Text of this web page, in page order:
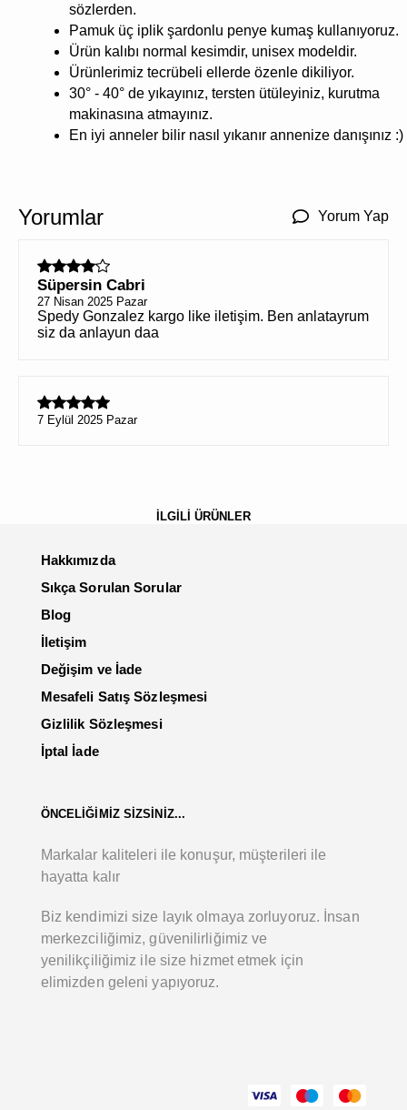
sözlerden.
Pamuk üç iplik şardonlu penye kumaş kullanıyoruz.
Ürün kalıbı normal kesimdir, unisex modeldir.
Ürünlerimiz tecrübeli ellerde özenle dikiliyor.
30° - 40° de yıkayınız, tersten ütüleyiniz, kurutma
makinasına atmayınız.
En iyi anneler bilir nasıl yıkanır annenize danışınız :)
Yorumlar Yorum Yap
Süpersin Cabri
27 Nisan 2025 Pazar
Spedy Gonzalez kargo like iletişim. Ben anlatayrum
siz da anlayun daa
7 Eylül 2025 Pazar
İLGİLİ ÜRÜNLER
Hakkımızda
Sıkça Sorulan Sorular
Blog
İletişim
Değişim ve İade
Mesafeli Satış Sözleşmesi
Gizlilik Sözleşmesi
İptal İade
ÖNCELİĞİMİZ SİZSİNİZ...
Markalar kaliteleri ile konuşur, müşterileri ile
hayatta kalır
Biz kendimizi size layık olmaya zorluyoruz. İnsan
merkezciliğimiz, güvenilirliğimiz ve
yenilikçiliğimiz ile size hizmet etmek için
elimizden geleni yapıyoruz.